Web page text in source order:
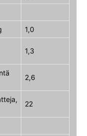
1,0
1,3
2,6
22